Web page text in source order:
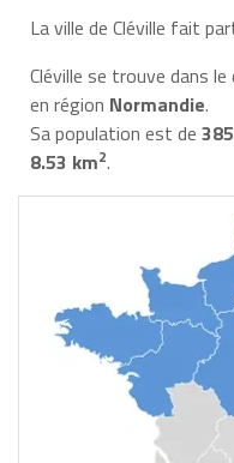
La ville de Cléville fait
Cléville se trouve dans
en région Normandie.
Sa population est de
8.53 km2.